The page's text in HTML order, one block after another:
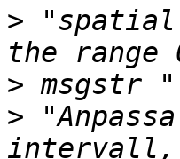
> "spatial
>
>